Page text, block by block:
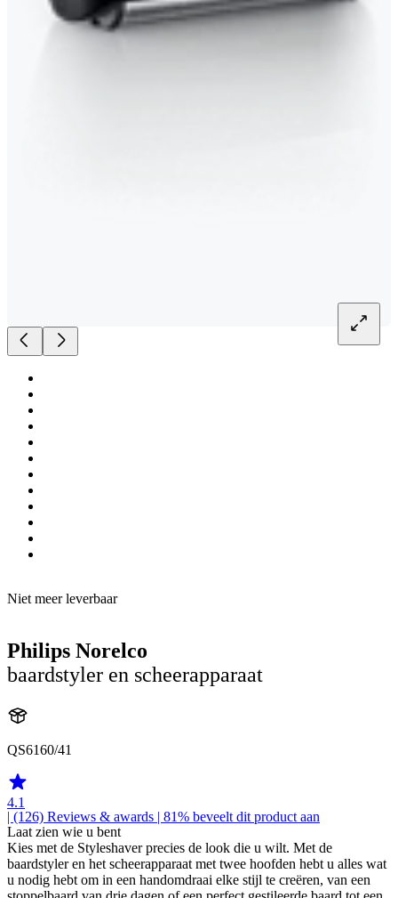
Niet meer leverbaar
Philips Norelco
baardstyler en scheerapparaat
QS6160/41
4.1
| (126) Reviews & awards | 81% beveelt dit product aan
Laat zien wie u bent
Kies met de Styleshaver precies de look die u wilt. Met de
baardstyler en het scheerapparaat met twee hoofden hebt u alles wat
u nodig hebt om in een handomdraai elke stijl te creëren, van een